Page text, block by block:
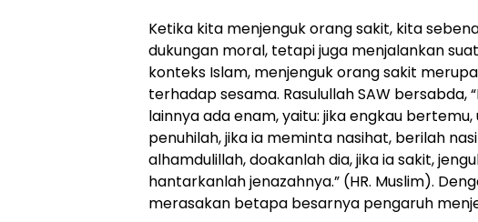
Ketika kita menjenguk orang sakit, kita
dukungan moral, tetapi juga menjalankan
konteks Islam, menjenguk orang sakit
terhadap sesama. Rasulullah SAW bersabda,
lainnya ada enam, yaitu: jika engkau
penuhilah, jika ia meminta nasihat, berilah
alhamdulillah, doakanlah dia, jika ia sakit,
hantarkanlah jenazahnya.” (HR. Muslim).
merasakan betapa besarnya pengaruh